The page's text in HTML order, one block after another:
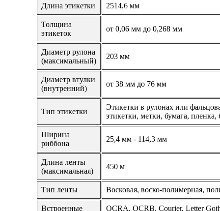
Длина этикетки 2514,6 мм
Толщина
этикеток
от 0,06 мм до 0,268 мм
Диаметр рулона
(максимальный)
203 мм
Диаметр втулки
(внутренний)
от 38 мм до 76 мм
Тип этикетки
Этикетки в рулонах или
этикетки, метки, бумага, пленка,
Ширина
риббона
25,4 мм - 114,3 мм
Длина ленты
(максимальная)
450 м
Тип ленты Восковая, воско-полимерная,
Встроенные
OCRA, OCRB, Courier, Letter